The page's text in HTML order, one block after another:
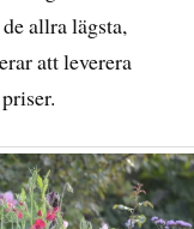
allra lägsta,
att leverera